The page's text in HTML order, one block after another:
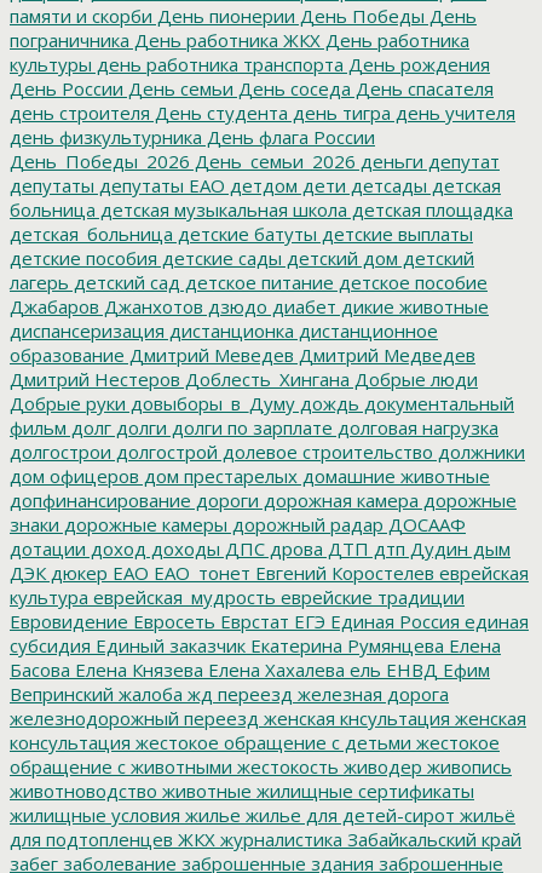
памяти и скорби День пионерии День Победы День
пограничника День работника ЖКХ День работника
культуры день работника транспорта День рождения
День России День семьи День соседа День спасателя
день строителя День студента день тигра день учителя
день физкультурника День флага России
День_Победы_2026 День_семьи_2026 деньги депутат
депутаты депутаты ЕАО детдом дети детсады детская
больница детская музыкальная школа детская площадка
детская_больница детские батуты детские выплаты
детские пособия детские сады детский дом детский
лагерь детский сад детское питание детское пособие
Джабаров Джанхотов дзюдо диабет дикие животные
диспансеризация дистанционка дистанционное
образование Дмитрий Меведев Дмитрий Медведев
Дмитрий Нестеров Доблесть_Хингана Добрые люди
Добрые руки довыборы_в_Думу дождь документальный
фильм долг долги долги по зарплате долговая нагрузка
долгострои долгострой долевое строительство должники
дом офицеров дом престарелых домашние животные
допфинансирование дороги дорожная камера дорожные
знаки дорожные камеры дорожный радар ДОСААФ
дотации доход доходы ДПС дрова ДТП дтп Дудин дым
ДЭК дюкер ЕАО ЕАО_тонет Евгений Коростелев еврейская
культура еврейская_мудрость еврейские традиции
Евровидение Евросеть Еврстат ЕГЭ Единая Россия единая
субсидия Единый заказчик Екатерина Румянцева Елена
Басова Елена Князева Елена Хахалева ель ЕНВД Ефим
Вепринский жалоба жд переезд железная дорога
железнодорожный переезд женская кнсультация женская
консультация жестокое обращение с детьми жестокое
обращение с животными жестокость живодер живопись
животноводство животные жилищные сертификаты
жилищные условия жилье жилье для детей-сирот жильё
для подтопленцев ЖКХ журналистика Забайкальский край
забег заболевание заброшенные здания заброшенные